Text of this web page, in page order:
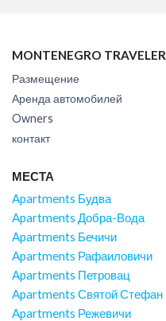
MONTENEGRO TRAVELER
Размещение
Аренда автомобилей
Owners
контакт
МЕСТА
Apartments Будва
Apartments Добра-Вода
Apartments Бечичи
Apartments Рафаиловичи
Apartments Петровац
Apartments Святой Стефан
Apartments Режевичи